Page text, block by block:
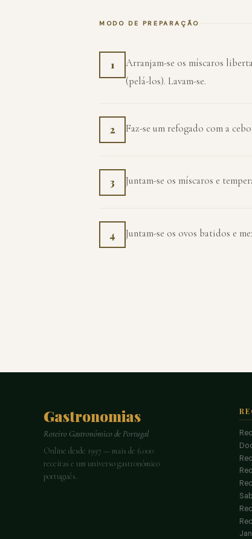
MODO DE PREPARAÇÃO
1
Arranjam-se os míscaros
(pelá-los). Lavam-se.
2 Faz-se um refogado com a
3 Juntam-se os míscaros e
4 Juntam-se os ovos batidos e
Gastronomias
Roteiro Gastronómico de Portugal
Online desde 1997 — mais de 6.000
receitas e um universo gastronómico
português.